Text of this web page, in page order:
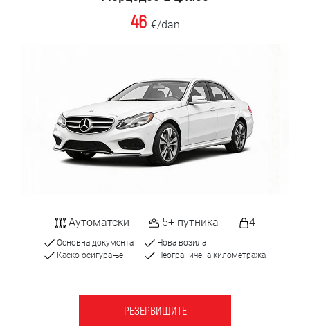
46 €/dan
Аутоматски 5+ путника 4
Основна документа
Каско осигурање
Нова возила
Неограничена километража
РЕЗЕРВИШИТЕ